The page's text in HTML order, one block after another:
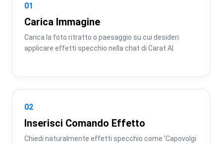
01
Carica Immagine
Carica la foto ritratto o paesaggio su cui desideri
applicare effetti specchio nella chat di Carat AI.
02
Inserisci Comando Effetto
Chiedi naturalmente effetti specchio come 'Capovolgi